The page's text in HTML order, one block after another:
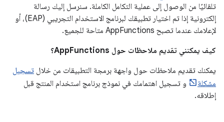
تلقائيًا من الوصول إلى عملية التكامل الكاملة. سنرسل إليك رسالة
إلكترونية إذا تم اختيار تطبيقك لبرنامج الاستخدام التجريبي (EAP)، أو
لإعلامك عندما تصبح AppFunctions متاحة للجميع.
كيف يمكنني تقديم ملاحظات حول AppFunctions؟
يمكنك تقديم ملاحظات حول واجهة برمجة التطبيقات من خلال تسجيل
مشكلة
و تسجيل اهتمامك في نموذج برنامج استخدام المنتج قبل
إطلاقه.